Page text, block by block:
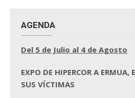
AGENDA
Del 5 de Julio al 4 de Agosto
EXPO DE HIPERCOR A ERMUA,
SUS VÍCTIMAS